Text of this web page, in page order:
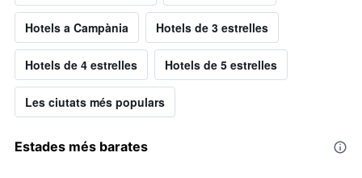
Hotels a Campània Hotels de 3 estrelles
Hotels de 4 estrelles Hotels de 5 estrelles
Les ciutats més populars
Estades més barates